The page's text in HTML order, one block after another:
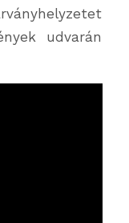
udvarán